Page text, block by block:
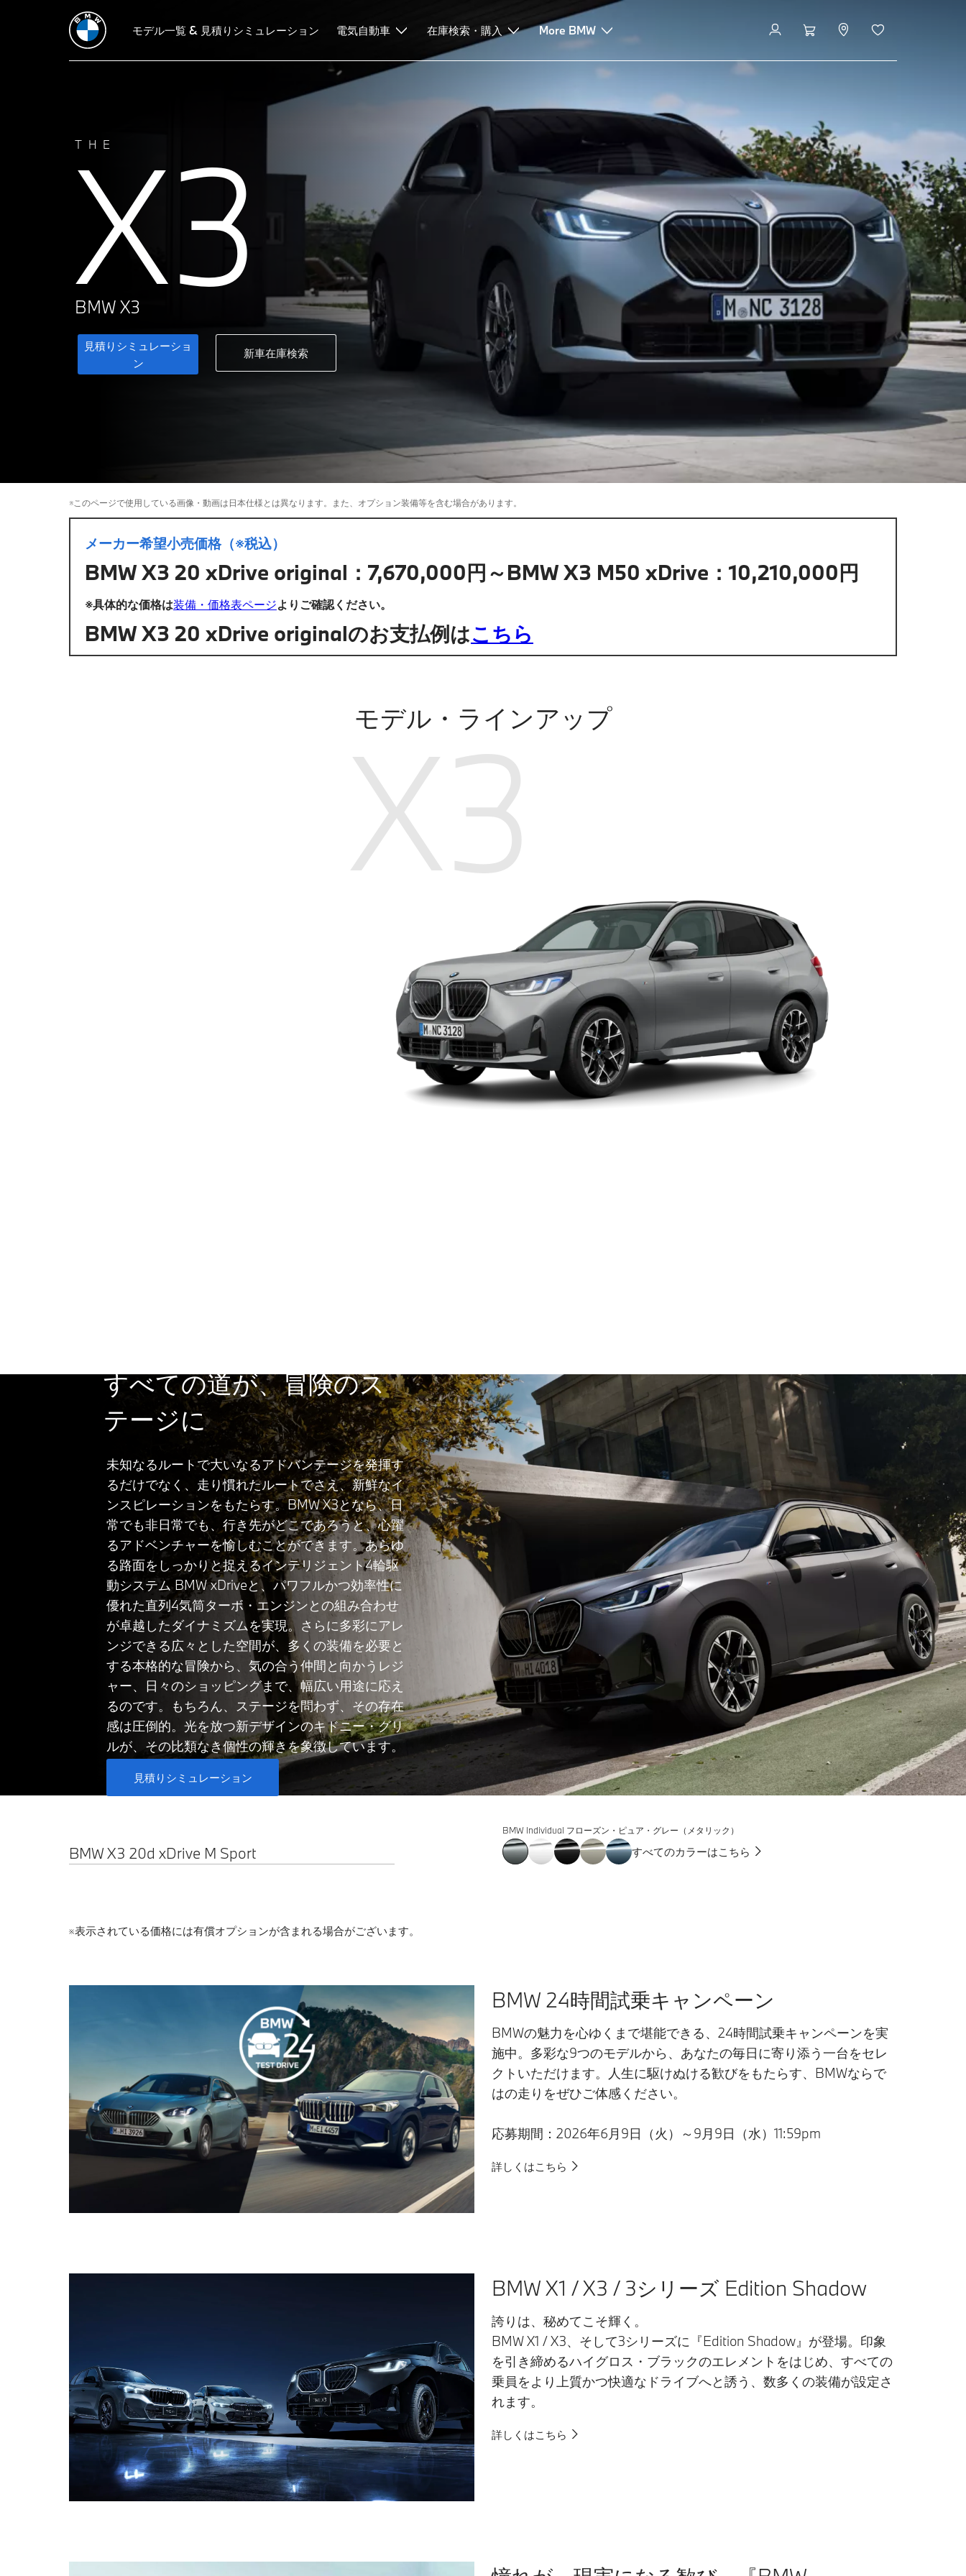
モデル一覧 & 見積りシミュレーション 電気自動車 在庫検索・購入 More BMW
THE
X3
BMW X3
見積りシミュレーショ
ン
新車在庫検索
※このページで使用している画像・動画は日本仕様とは異なります。また、オプション装備等を含む場合があります。
シミュレーション 装備・価格表 デザイン テクノロジー ドライビング・ダイナミクス ローンとリース サービスとアシスタンス 見積りシミュレーション
メーカー希望小売価格（※税込）
BMW X3 20 xDrive original：7,670,000円～BMW X3 M50 xDrive：10,210,000円
※具体的な価格は装備・価格表ページよりご確認ください。
BMW X3 20 xDrive originalのお支払例はこちら
モデル・ラインアップ
X3
すべての道が、冒険のス
テージに
未知なるルートで大いなるアドバンテージを発揮す
るだけでなく、走り慣れたルートでさえ、新鮮なイ
ンスピレーションをもたらす。BMW X3となら、日
常でも非日常でも、行き先がどこであろうと、心躍
るアドベンチャーを愉しむことができます。あらゆ
る路面をしっかりと捉えるインテリジェント4輪駆
動システム BMW xDriveと、パワフルかつ効率性に
優れた直列4気筒ターボ・エンジンとの組み合わせ
が卓越したダイナミズムを実現。さらに多彩にアレ
ンジできる広々とした空間が、多くの装備を必要と
する本格的な冒険から、気の合う仲間と向かうレジ
ャー、日々のショッピングまで、幅広い用途に応え
るのです。もちろん、ステージを問わず、その存在
感は圧倒的。光を放つ新デザインのキドニー・グリ
ルが、その比類なき個性の輝きを象徴しています。
見積りシミュレーション
BMW X3 20d xDrive M Sport
BMW Individual フローズン・ピュア・グレー（メタリック）
すべてのカラーはこちら
※表示されている価格には有償オプションが含まれる場合がございます。
BMW 24時間試乗キャンペーン
BMWの魅力を心ゆくまで堪能できる、24時間試乗キャンペーンを実
施中。多彩な9つのモデルから、あなたの毎日に寄り添う一台をセレ
クトいただけます。人生に駆けぬける歓びをもたらす、BMWならで
はの走りをぜひご体感ください。
応募期間：2026年6月9日（火）～9月9日（水）11:59pm
詳しくはこちら
BMW X1 / X3 / 3シリーズ Edition Shadow
誇りは、秘めてこそ輝く。
BMW X1 / X3、そして3シリーズに『Edition Shadow』が登場。印象
を引き締めるハイグロス・ブラックのエレメントをはじめ、すべての
乗員をより上質かつ快適なドライブへと誘う、数多くの装備が設定さ
れます。
詳しくはこちら